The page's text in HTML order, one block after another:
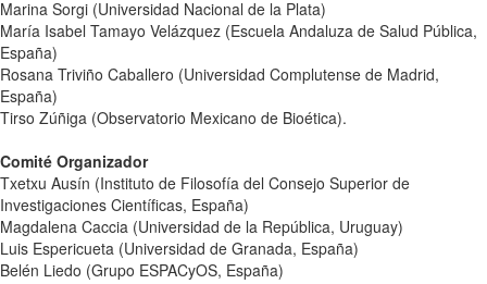
Marina Sorgi (Universidad Nacional de la Plata)
María Isabel Tamayo Velázquez (Escuela Andaluza de Salud Pública,
España)
Rosana Triviño Caballero (Universidad Complutense de Madrid,
España)
Tirso Zúñiga (Observatorio Mexicano de Bioética).
Comité Organizador
Txetxu Ausín (Instituto de Filosofía del Consejo Superior de
Investigaciones Científicas, España)
Magdalena Caccia (Universidad de la República, Uruguay)
Luis Espericueta (Universidad de Granada, España)
Belén Liedo (Grupo ESPACyOS, España)